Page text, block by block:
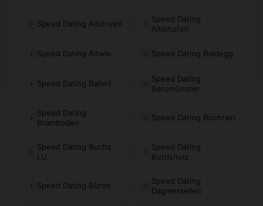
Speed Dating Alberswil
Speed Dating
Altishofen
Speed Dating Altwis Speed Dating Baldegg
Speed Dating Ballwil
Speed Dating
Beromünster
Speed Dating
Bramboden
Speed Dating Buchrain
Speed Dating Buchs
LU
Speed Dating
Buttisholz
Speed Dating Büron
Speed Dating
Dagmersellen